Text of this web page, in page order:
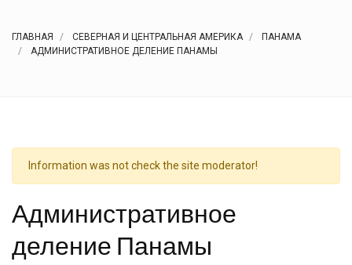
ГЛАВНАЯ СЕВЕРНАЯ И ЦЕНТРАЛЬНАЯ АМЕРИКА
ПАНАМА
АДМИНИСТРАТИВНОЕ ДЕЛЕНИЕ ПАНАМЫ
Information was not check the site moderator!
Административное
деление Панамы